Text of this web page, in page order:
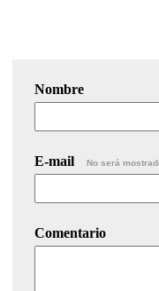
Nombre
E-mail No será
Comentario